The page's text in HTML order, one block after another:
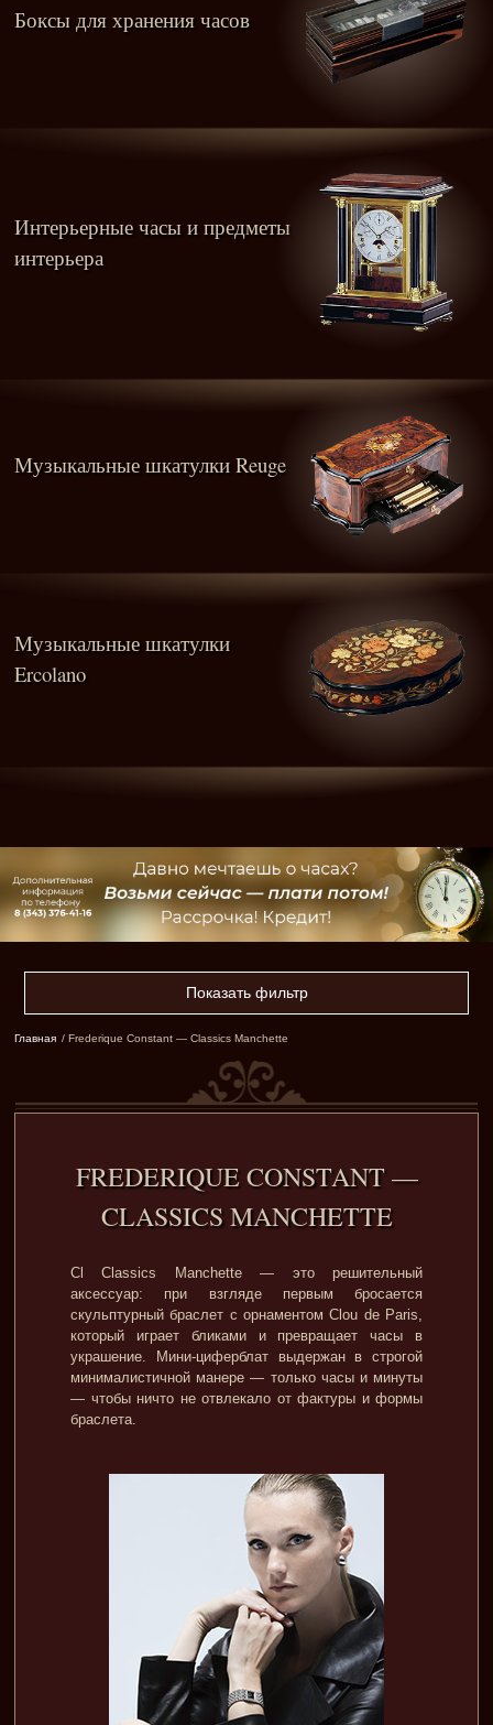
Боксы для хранения часов
Интерьерные часы и предметы
интерьера
Музыкальные шкатулки Reuge
Музыкальные шкатулки
Ercolano
Показать фильтр
Главная / Frederique Constant — Classics Manchette
FREDERIQUE CONSTANT —
CLASSICS MANCHETTE
Cl Classics Manchette — это решительный
аксессуар: при взгляде первым бросается
скульптурный браслет с орнаментом Clou de Paris,
который играет бликами и превращает часы в
украшение. Мини-циферблат выдержан в строгой
минималистичной манере — только часы и минуты
— чтобы ничто не отвлекало от фактуры и формы
браслета.